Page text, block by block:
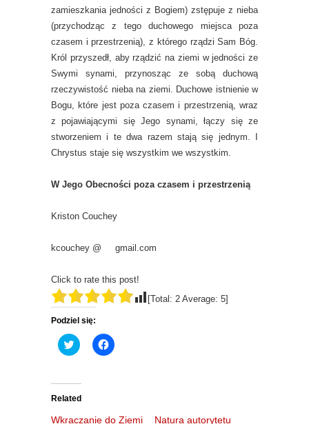
zamieszkania jedności z Bogiem) zstępuje z nieba
(przychodząc z tego duchowego miejsca poza
czasem i przestrzenią), z którego rządzi Sam Bóg.
Król przyszedł, aby rządzić na ziemi w jedności ze
Swymi synami, przynosząc ze sobą duchową
rzeczywistość nieba na ziemi. Duchowe istnienie w
Bogu, które jest poza czasem i przestrzenią, wraz
z pojawiającymi się Jego synami, łączy się ze
stworzeniem i te dwa razem stają się jednym. I
Chrystus staje się wszystkim we wszystkim.
W Jego Obecności poza czasem i przestrzenią
Kriston Couchey
kcouchey @ gmail.com
Click to rate this post!
[Total: 2 Average: 5]
Podziel się:
C
l
t
o
s
C
l
Related
Wkraczanie do Ziemi Natura autorytetu